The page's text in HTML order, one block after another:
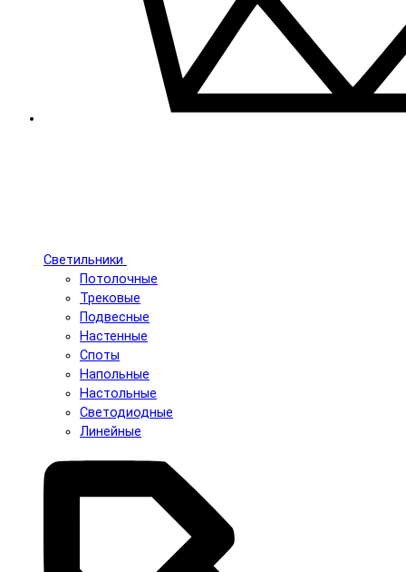
Светильники
Потолочные
Трековые
Подвесные
Настенные
Споты
Напольные
Настольные
Светодиодные
Линейные